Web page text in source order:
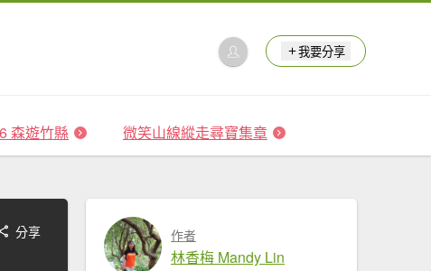
我要分享
森遊竹縣 微笑山線縱走尋寶集章
分享 作者
林香梅 Mandy Lin